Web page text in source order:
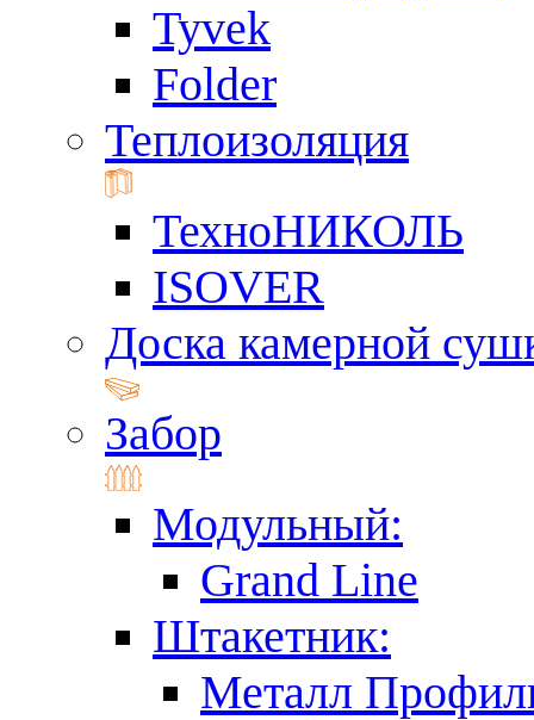
Tyvek
Folder
Теплоизоляция
ТехноНИКОЛЬ
ISOVER
Доска камерной
Забор
Модульный:
Grand Line
Штакетник:
Металл